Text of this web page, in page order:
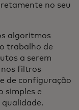
no seu
algoritmos
trabalho de
a serem
nos filtros
de configuração
simples e
qualidade.